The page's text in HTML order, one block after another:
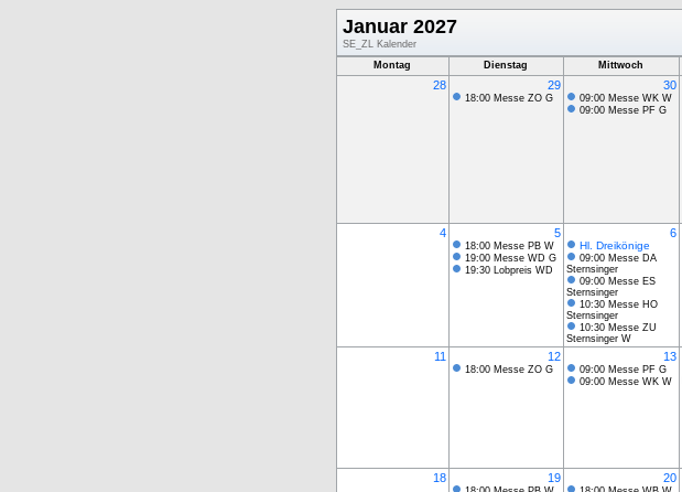
Januar 2027
SE_ZL Kalender
Montag
Dienstag Mittwoch
28 29
18:00 Messe ZO G
30
09:00 Messe WK W
09:00 Messe PF G
4 5
18:00 Messe PB W
19:00 Messe WD G
19:30 Lobpreis WD
6
Hl. Dreikönige
09:00 Messe DA
Sternsinger
09:00 Messe ES
Sternsinger
10:30 Messe HO
Sternsinger
10:30 Messe ZU
Sternsinger W
11 12
18:00 Messe ZO G
13
09:00 Messe PF G
09:00 Messe WK W
18 19 20